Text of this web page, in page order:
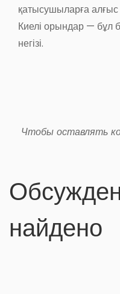
қатысушыларға алғыс
Киелі орындар — бұл
негізі.
Чтобы оставлять
найдено